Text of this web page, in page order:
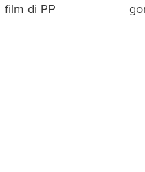
film di PP